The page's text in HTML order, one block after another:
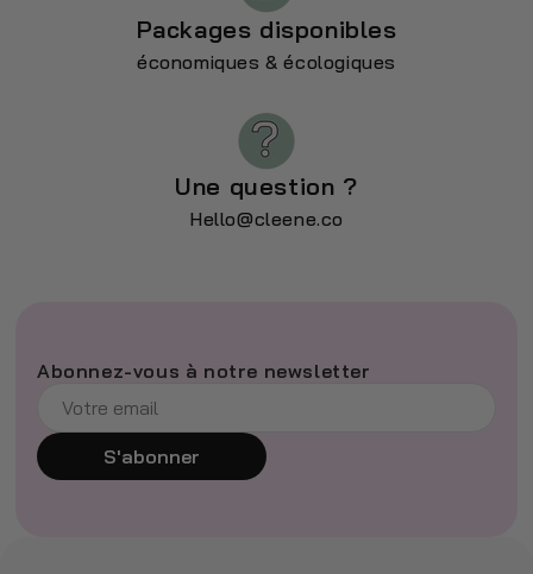
Packages disponibles
économiques & écologiques
Une question ?
Hello@cleene.co
Abonnez-vous à notre newsletter
S'abonner